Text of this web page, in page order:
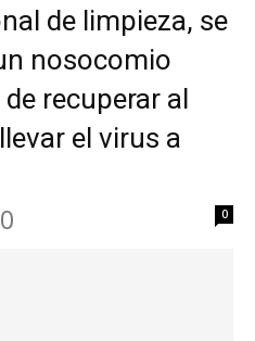
de limpieza, se
nosocomio
recuperar al
el virus a
0